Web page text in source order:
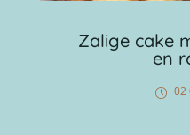
Zalige cake
en
02